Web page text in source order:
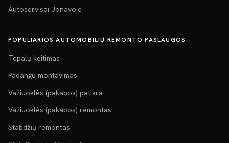
Autoservisai Jonavoje
POPULIARIOS AUTOMOBILIŲ REMONTO PASLAUGOS
Tepalų keitimas
Padangų montavimas
Važiuoklės (pakabos) patikra
Važiuoklės (pakabos) remontas
Stabdžių remontas